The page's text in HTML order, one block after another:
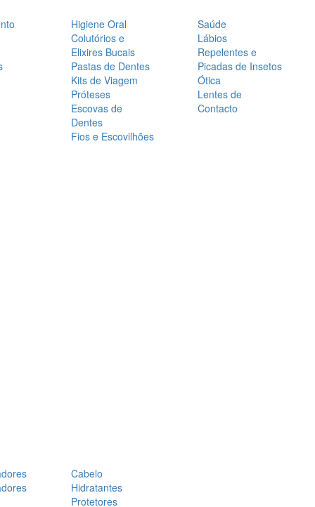
Higiene Oral
Colutórios e
Elixires Bucais
Pastas de Dentes
Kits de Viagem
Próteses
Escovas de
Dentes
Fios e Escovilhões
Saúde
Lábios
Repelentes e
Picadas de Insetos
Ótica
Lentes de
Contacto
Cabelo
Hidratantes
Protetores